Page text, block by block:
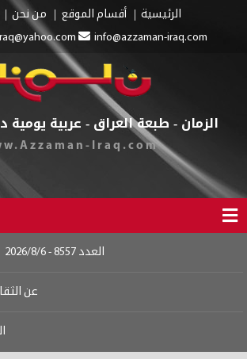
الرئيسية أقسام الموقع من نحن
info@azzaman-iraq.com
الزمان - طبعة العراق - عربية
Iraq.com
العدد 8557 - 2026/8/6 |
عن